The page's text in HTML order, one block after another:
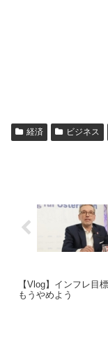
経済 ビジネス
【Vlog】インフレ目
もうやめよう